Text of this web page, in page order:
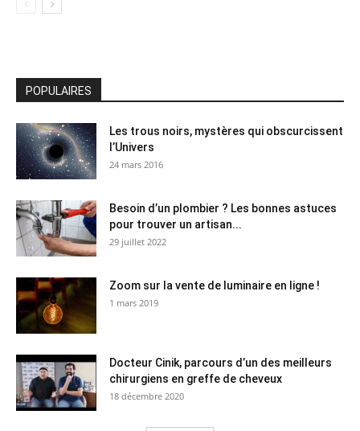
POPULAIRES
Les trous noirs, mystères qui obscurcissent
l’Univers
24 mars 2016
Besoin d’un plombier ? Les bonnes astuces
pour trouver un artisan...
29 juillet 2022
Zoom sur la vente de luminaire en ligne !
1 mars 2019
Docteur Cinik, parcours d’un des meilleurs
chirurgiens en greffe de cheveux
18 décembre 2020